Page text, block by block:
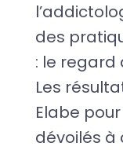
des
: le regard
Les
Elabe
dévoilés à